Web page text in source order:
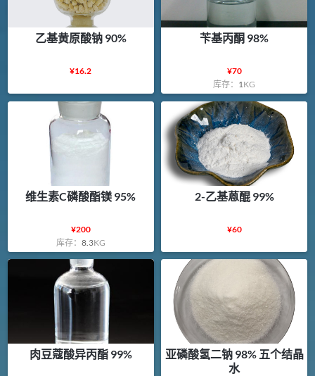
乙基黄原酸钠 90%
¥16.2
苄基丙酮 98%
¥70
库存： 1 KG
维生素C磷酸酯镁 95%
¥200
库存： 8.3KG
2-乙基蒽醌 99%
¥60
肉豆蔻酸异丙酯 99%
亚磷酸氢二钠 98% 五个结晶
水